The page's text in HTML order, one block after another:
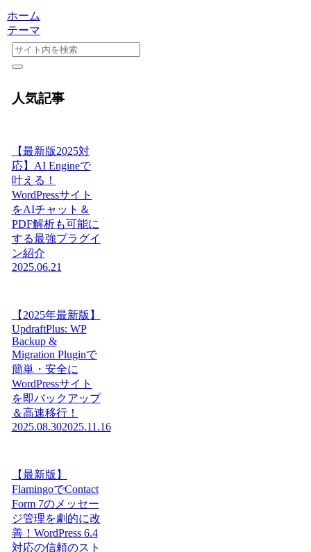
ホーム
テーマ
人気記事
【最新版2025対
応】AI Engineで
叶える！
WordPressサイト
をAIチャット＆
PDF解析も可能に
する最強プラグイ
ン紹介
2025.06.21
【2025年最新版】
UpdraftPlus: WP
Backup &
Migration Pluginで
簡単・安全に
WordPressサイト
を即バックアップ
＆高速移行！
2025.08.302025.11.16
【最新版】
FlamingoでContact
Form 7のメッセー
ジ管理を劇的に改
善！WordPress 6.4
対応の信頼のスト